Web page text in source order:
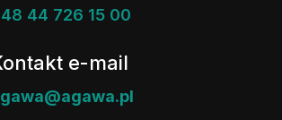
44 726 15 00
e-mail